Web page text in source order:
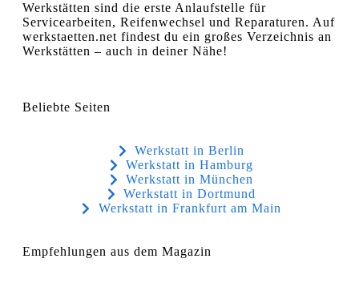
Werkstätten sind die erste Anlaufstelle für
Servicearbeiten, Reifenwechsel und Reparaturen. Auf
werkstaetten.net findest du ein großes Verzeichnis an
Werkstätten – auch in deiner Nähe!
Beliebte Seiten
Werkstatt in Berlin
Werkstatt in Hamburg
Werkstatt in München
Werkstatt in Dortmund
Werkstatt in Frankfurt am Main
Empfehlungen aus dem Magazin